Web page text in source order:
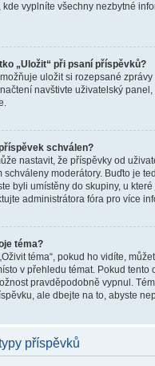
vyplníte všechny nezbytné
„Uložit“ při psaní příspěvků?
uložit si rozepsané
navštivte uživatelský
schválen?
nastavit, že příspěvky od
schváleny moderátory. Buďto je
byli umístěny do skupiny, u
administrátora fóra pro více
téma?
téma“, pokud ho vidíte,
v přehledu témat. Pokud tento
pravděpodobně vypnul.
ale dbejte na to, abyste
příspěvků